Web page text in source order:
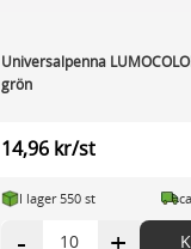
Universalpenna
grön
14,96 kr/st
I lager 550 st